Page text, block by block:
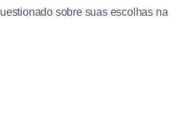
sobre suas escolhas na